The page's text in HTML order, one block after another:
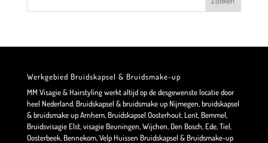
Werkgebied Bruidskapsel & Bruidsmake-up
MM Visagie & Hairstyling werkt altijd op de desgewenste locatie door
heel Nederland. Bruidskapsel & bruidsmake up Nijmegen, bruidskapsel
& bruidsmake up Arnhem, Bruidskapsel Oosterhout, Lent, Bemmel,
Bruidsvisagie Elst, visagie Beuningen, Wijchen, Den Bosch, Ede, Tiel,
Oosterbeek, Bennekom, Velp Huissen Bruidskapsel & Bruidsmake-up